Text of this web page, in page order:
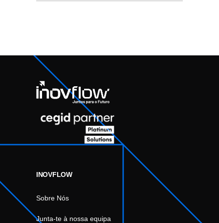
INOVFLOW
Sobre Nós
Junta-te à nossa equipa